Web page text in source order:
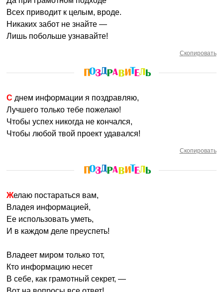
Всех приводит к целым, вроде.
Никаких забот не знайте —
Лишь побольше узнавайте!
Скопировать
С днем информации я поздравляю,
Лучшего только тебе пожелаю!
Чтобы успех никогда не кончался,
Чтобы любой твой проект удавался!
Скопировать
Желаю постараться вам,
Владея информацией,
Ее использовать уметь,
И в каждом деле преуспеть!
Владеет миром только тот,
Кто информацию несет
В себе, как грамотный секрет, —